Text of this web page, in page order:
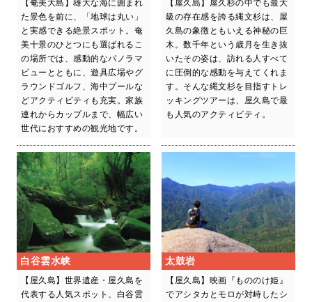
【奄美大島】雄大な海に囲まれ
た景色を前に、「地球は丸い」
と実感できる絶景スポット。奄
美十景のひとつにも選ばれるこ
の場所では、感動的なパノラマ
ビューとともに、遊具広場やグ
ラウンドゴルフ、海中プールな
どアクティビティも充実。家族
連れからカップルまで、幅広い
世代におすすめの観光地です。
【屋久島】屋久杉の中でも最大
級の存在感を誇る縄文杉は、屋
久島の象徴ともいえる神秘の巨
木。数千年という歳月を生き抜
いたその姿は、訪れる人すべて
に圧倒的な感動を与えてくれま
す。そんな縄文杉を目指すトレ
ッキングツアーは、屋久島で最
も人気のアクティビティ。
白谷雲水峡
【屋久島】世界遺産・屋久島を
代表する人気スポット、白谷雲
太鼓岩
【屋久島】映画『もののけ姫』
でアシタカとモロが対峙したシ